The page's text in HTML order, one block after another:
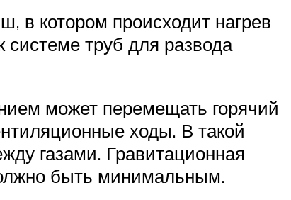
в котором происходит нагрев
труб для развода
может перемещать горячий
ходы. В такой
газами. Гравитационная
быть минимальным.